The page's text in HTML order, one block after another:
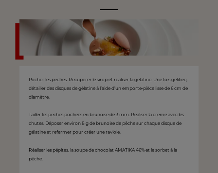
Pocher les pêches. Récupérer le sirop et réaliser la gélatine. Une fois gélifiée,
détailler des disques de gélatine à l’aide d’un emporte-pièce lisse de 6 cm de
diamètre.
Tailler les pêches pochées en brunoise de 3 mm. Réaliser la crème avec les
chutes. Déposer environ 8 g de brunoise de pêche sur chaque disque de
gélatine et refermer pour créer une raviole.
Réaliser les pépites, la soupe de chocolat AMATIKA 46% et le sorbet à la
pêche.